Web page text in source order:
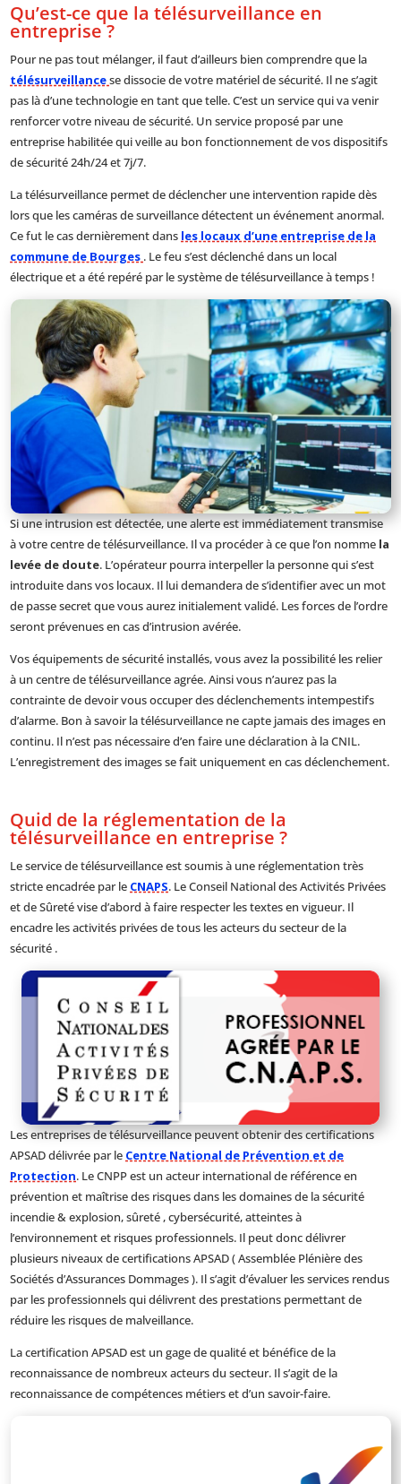
Qu’est-ce que la télésurveillance en
entreprise ?
Pour ne pas tout mélanger, il faut d’ailleurs bien comprendre que la
télésurveillancese dissocie de votre matériel de sécurité. Il ne s’agit
pas là d’une technologie en tant que telle. C’est un service qui va venir
renforcer votre niveau de sécurité. Un service proposé par une
entreprise habilitée qui veille au bon fonctionnement de vos dispositifs
de sécurité 24h/24 et 7j/7.
La télésurveillance permet de déclencher une intervention rapide dès
lors que les caméras de surveillance détectent un événement anormal.
Ce fut le cas dernièrement dans les locaux d’une entreprise de la
commune de Bourges . Le feu s’est déclenché dans un local
électrique et a été repéré par le système de télésurveillance à temps !
Si une intrusion est détectée, une alerte est immédiatement transmise
à votre centre de télésurveillance. Il va procéder à ce que l’on nomme la
levée de doute. L’opérateur pourra interpeller la personne qui s’est
introduite dans vos locaux. Il lui demandera de s’identifier avec un mot
de passe secret que vous aurez initialement validé. Les forces de l’ordre
seront prévenues en cas d’intrusion avérée.
Vos équipements de sécurité installés, vous avez la possibilité les relier
à un centre de télésurveillance agrée. Ainsi vous n’aurez pas la
contrainte de devoir vous occuper des déclenchements intempestifs
d’alarme. Bon à savoir la télésurveillance ne capte jamais des images en
continu. Il n’est pas nécessaire d’en faire une déclaration à la CNIL.
L’enregistrement des images se fait uniquement en cas déclenchement.
Quid de la réglementation de la
télésurveillance en entreprise ?
Le service de télésurveillance est soumis à une réglementation très
stricte encadrée par le CNAPS. Le Conseil National des Activités Privées
et de Sûreté vise d’abord à faire respecter les textes en vigueur. Il
encadre les activités privées de tous les acteurs du secteur de la
sécurité .
Les entreprises de télésurveillance peuvent obtenir des certifications
APSAD délivrée par le Centre National de Prévention et de
Protection. Le CNPP est un acteur international de référence en
prévention et maîtrise des risques dans les domaines de la sécurité
incendie & explosion, sûreté , cybersécurité, atteintes à
l’environnement et risques professionnels. Il peut donc délivrer
plusieurs niveaux de certifications APSAD ( Assemblée Plénière des
Sociétés d’Assurances Dommages ). Il s’agit d’évaluer les services rendus
par les professionnels qui délivrent des prestations permettant de
réduire les risques de malveillance.
La certification APSAD est un gage de qualité et bénéfice de la
reconnaissance de nombreux acteurs du secteur. Il s’agit de la
reconnaissance de compétences métiers et d’un savoir-faire.